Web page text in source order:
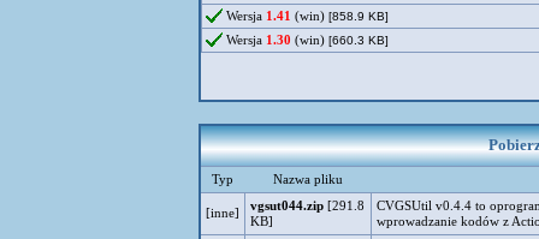
Wersja 1.41 (win) [858.9 KB]
Wersja 1.30 (win) [660.3 KB]
Typ Nazwa pliku
[inne] vgsut044.zip [291.8
KB]
CVGSUtil v0.4.4 to
wprowadzanie kodów z